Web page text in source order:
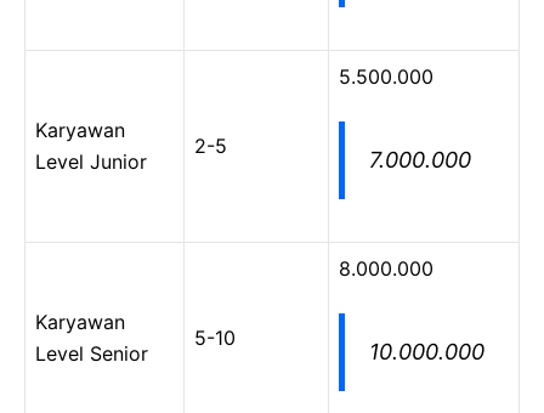
Karyawan
Level Junior
2-5
5.500.000
7.000.000
Karyawan
Level Senior
5-10
8.000.000
10.000.000